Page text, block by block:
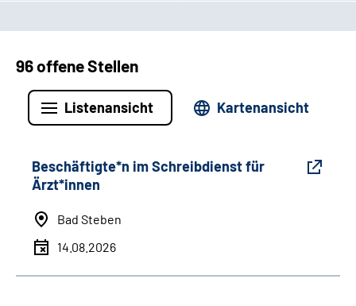
96 offene Stellen
Listenansicht Kartenansicht
Beschäftigte*n im Schreibdienst für
Ärzt*innen
Bad Steben
14.08.2026